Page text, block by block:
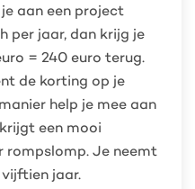
aan een project
per jaar, dan krijg je
= 240 euro terug.
de korting op je
help je mee aan
een mooi
rompslomp. Je neemt
jaar.